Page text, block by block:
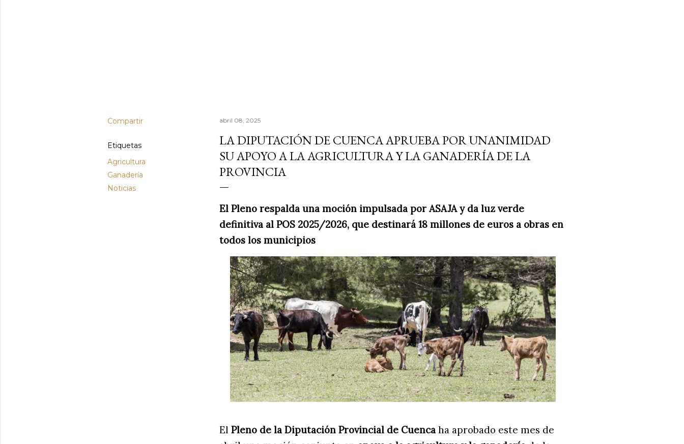
Compartir
Etiquetas
Agricultura
Ganadería
Noticias
abril 08, 2025
LA DIPUTACIÓN DE CUENCA APRUEBA POR UNANIMIDAD
SU APOYO A LA AGRICULTURA Y LA GANADERÍA DE LA
PROVINCIA
El Pleno respalda una moción impulsada por ASAJA y da luz verde
definitiva al POS 2025/2026, que destinará 18 millones de euros a obras en
todos los municipios
El Pleno de la Diputación Provincial de Cuenca ha aprobado este mes de